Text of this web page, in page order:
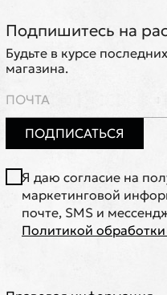
Подпишитесь на
Будьте в курсе
магазина.
ПОДПИСАТЬСЯ
Я даю согласие на
маркетинговой
почте, SMS и
Политикой